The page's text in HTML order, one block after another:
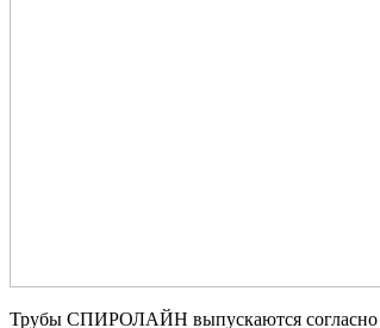
Трубы СПИРОЛАЙН выпускаются согласно